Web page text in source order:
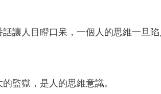
讓人目瞪口呆，一個人的思維一旦陷
監獄，是人的思維意識。